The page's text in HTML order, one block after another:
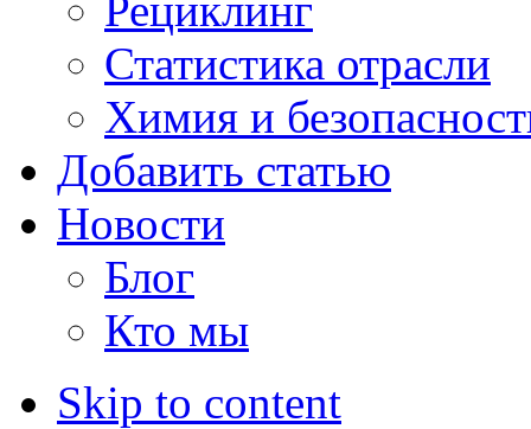
Статистика отрасли
Химия и
Добавить статью
Новости
Блог
Кто мы
Skip to content